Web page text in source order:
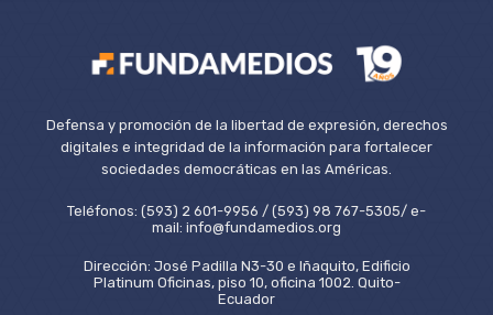
Defensa y promoción de la libertad de expresión, derechos
digitales e integridad de la información para fortalecer
sociedades democráticas en las Américas.
Teléfonos: (593) 2 601-9956 / (593) 98 767-5305/ e-
mail: info@fundamedios.org
Dirección: José Padilla N3-30 e Iñaquito, Edificio
Platinum Oficinas, piso 10, oficina 1002. Quito-
Ecuador